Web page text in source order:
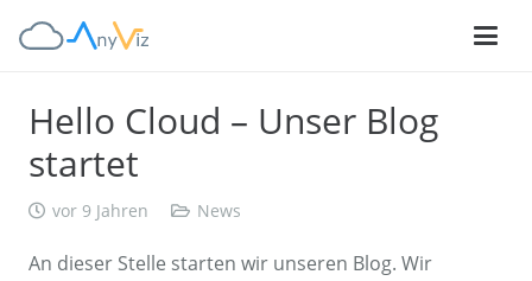
Hello Cloud – Unser Blog
startet
vor 9 Jahren News
An dieser Stelle starten wir unseren Blog. Wir